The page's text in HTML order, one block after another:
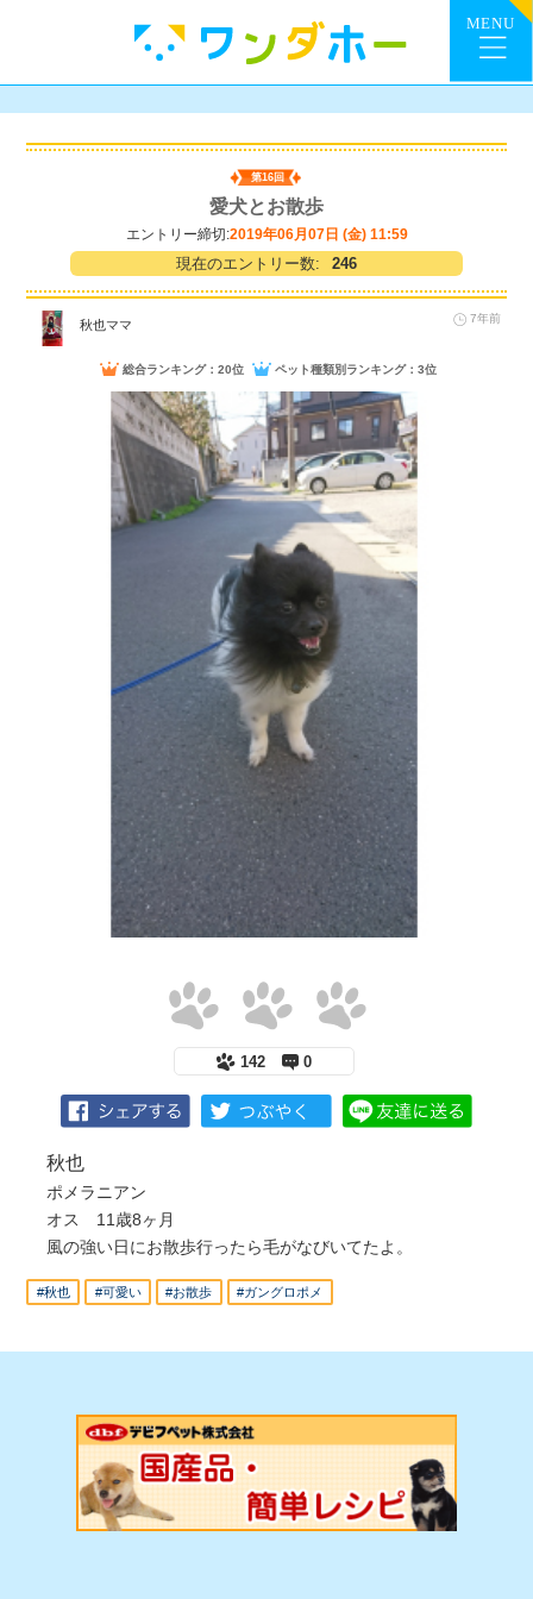
第16回
愛犬とお散歩
エントリー締切:2019年06月07日 (金) 11:59
現在のエントリー数: 246
秋也ママ 7年前
総合ランキング：20位 ペット種類別ランキング：3位
142 0
秋也
ポメラニアン
オス 11歳8ヶ月
風の強い日にお散歩行ったら毛がなびいてたよ。
#秋也 #可愛い #お散歩 #ガングロポメ